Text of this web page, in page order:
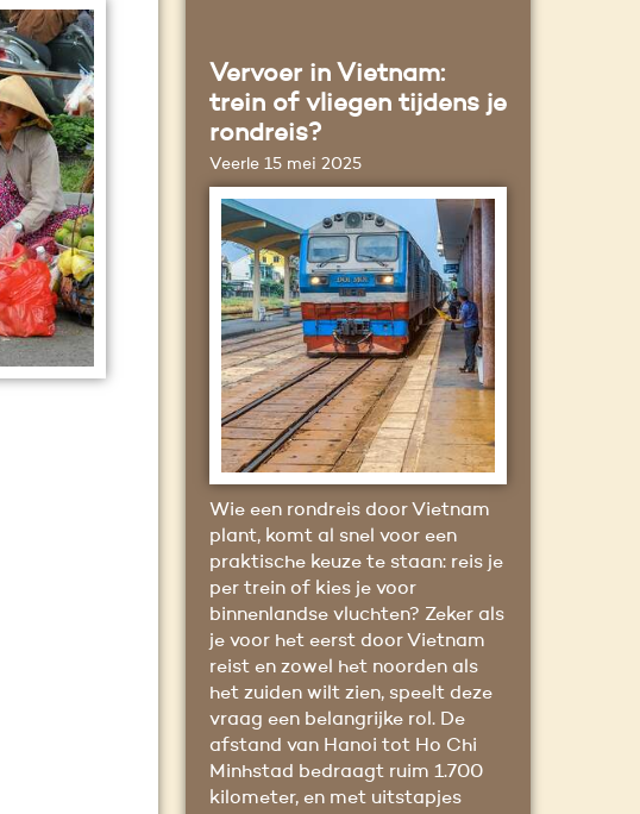
Vervoer in Vietnam:
trein of vliegen tijdens je
rondreis?
Veerle 15 mei 2025
Wie een rondreis door Vietnam
plant, komt al snel voor een
praktische keuze te staan: reis je
per trein of kies je voor
binnenlandse vluchten? Zeker als
je voor het eerst door Vietnam
reist en zowel het noorden als
het zuiden wilt zien, speelt deze
vraag een belangrijke rol. De
afstand van Hanoi tot Ho Chi
Minhstad bedraagt ruim 1.700
kilometer, en met uitstapjes